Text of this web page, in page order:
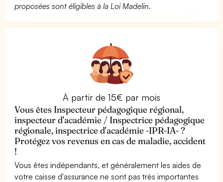
proposées sont éligibles à la Loi Madelin.
À partir de 15€ par mois
Vous êtes Inspecteur pédagogique régional,
inspecteur d'académie / Inspectrice pédagogique
régionale, inspectrice d'académie -IPR-IA- ?
Protégez vos revenus en cas de maladie, accident
!
Vous êtes indépendants, et généralement les aides de
votre caisse d'assurance ne sont pas très importantes